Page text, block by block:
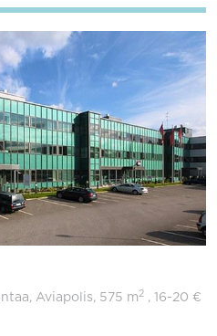
Aviapolis, 575 m 2 , 16-20 €